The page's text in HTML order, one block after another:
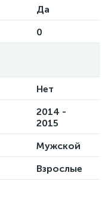
Да
0
Нет
2014 -
2015
Мужской
Взрослые